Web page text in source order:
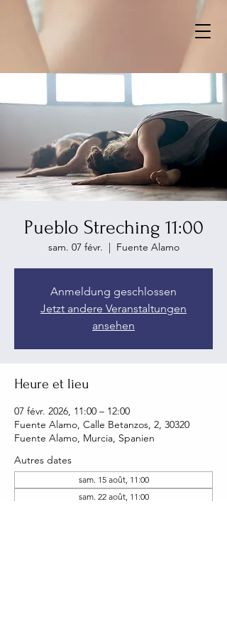
Pueblo Streching 11:00
sam. 07 févr.
  |
Fuente Alamo
Anmeldung geschlossen
Jetzt andere Veranstaltungen
ansehen
Heure et lieu
07 févr. 2026, 11:00 – 12:00
Fuente Alamo, Calle Betanzos, 2, 30320
Fuente Alamo, Murcia, Spanien
Autres dates
sam. 15 août, 11:00
sam. 22 août, 11:00